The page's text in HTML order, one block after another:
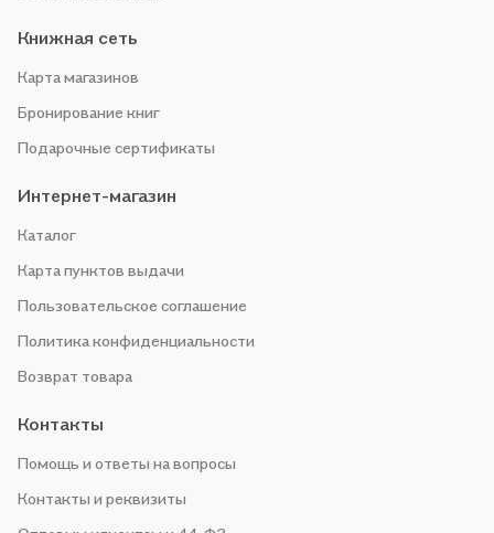
Книжная сеть
Карта магазинов
Бронирование книг
Подарочные сертификаты
Интернет-магазин
Каталог
Карта пунктов выдачи
Пользовательское соглашение
Политика конфиденциальности
Возврат товара
Контакты
Помощь и ответы на вопросы
Контакты и реквизиты